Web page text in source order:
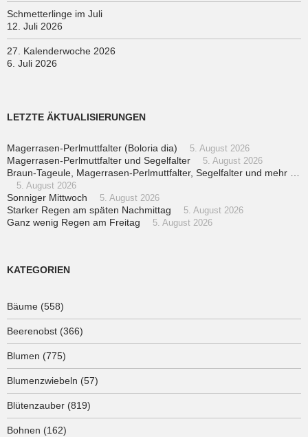
Schmetterlinge im Juli
12. Juli 2026
27. Kalenderwoche 2026
6. Juli 2026
LETZTE ÄKTUALISIERUNGEN
Magerrasen-Perlmuttfalter (Boloria dia) 5. August 2026
Magerrasen-Perlmuttfalter und Segelfalter 5. August 2026
Braun-Tageule, Magerrasen-Perlmuttfalter, Segelfalter und mehr …
5. August 2026
Sonniger Mittwoch 5. August 2026
Starker Regen am späten Nachmittag 5. August 2026
Ganz wenig Regen am Freitag 5. August 2026
KATEGORIEN
Bäume (558)
Beerenobst (366)
Blumen (775)
Blumenzwiebeln (57)
Blütenzauber (819)
Bohnen (162)